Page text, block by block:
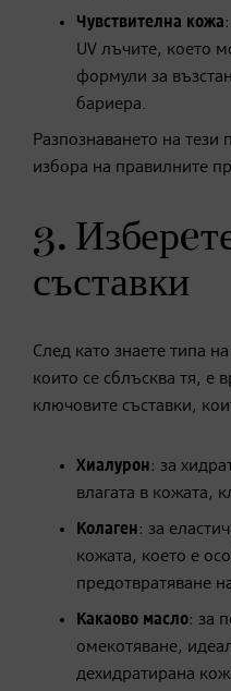
Чувствителна кожа
UV лъчите, което
формули за
бариера.
Разпознаването на
избора на правилните
3.
съставки
След като знаете типа
които се сблъсква тя, е
ключовите съставки,
Хиалурон: за
влагата в кожата,
Колаген: за
кожата, което е
предотвратяване
Какаово масло: за
омекотяване,
дехидратирана